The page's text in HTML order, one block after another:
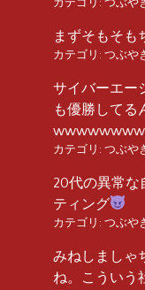
まずそもそも
カテゴリ: つぶや
サイバーエー
も優勝してる
カテゴリ: つぶや
20代の異常な
ティング
カテゴリ: つぶや
みねしましゃ
ね。こういう